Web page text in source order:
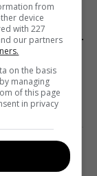
от
from
device
with 227
our partners
on the basis
managing
of this page
in privacy